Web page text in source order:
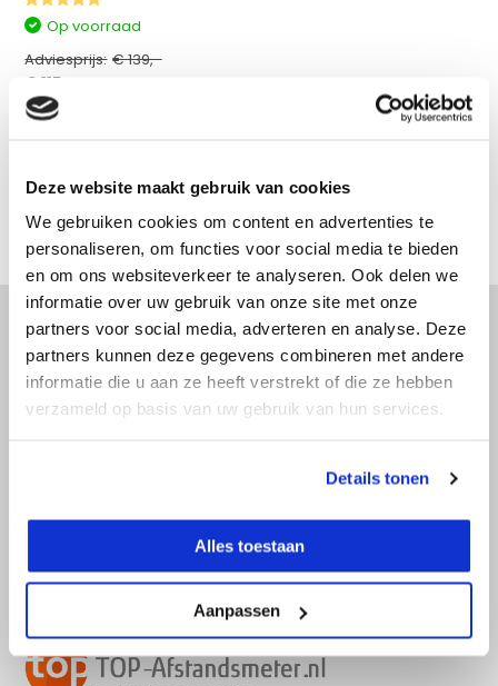
Deze website maakt gebruik van cookies
We gebruiken cookies om content en advertenties te
personaliseren, om functies voor social media te bieden
en om ons websiteverkeer te analyseren. Ook delen we
informatie over uw gebruik van onze site met onze
partners voor social media, adverteren en analyse. Deze
partners kunnen deze gegevens combineren met andere
informatie die u aan ze heeft verstrekt of die ze hebben
verzameld op basis van uw gebruik van hun services.
Details tonen
Alles toestaan
Aanpassen
Vergelijk
Op voorraad
Adviesprijs: € 139,-
€ 115,-
€ 139,15
Advies nodig?
Bel direct met een specialist! Wij zijn
info@top-
afstandsmeter.nl